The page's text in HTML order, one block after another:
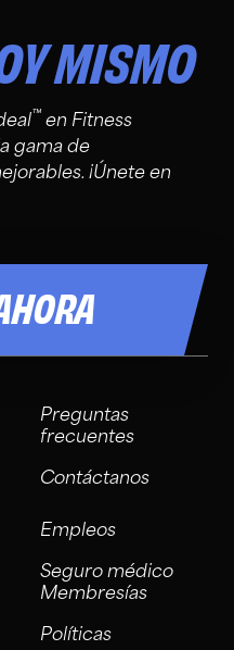
MISMO
™ en Fitness
gama de
¡Únete en
Preguntas
frecuentes
Contáctanos
Empleos
Seguro médico
Membresías
Políticas